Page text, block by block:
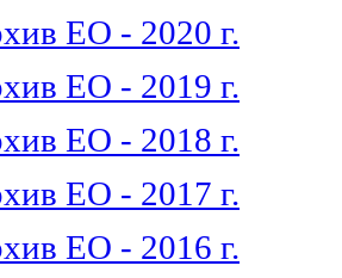
ЕО - 2020 г.
ЕО - 2019 г.
ЕО - 2018 г.
ЕО - 2017 г.
ЕО - 2016 г.